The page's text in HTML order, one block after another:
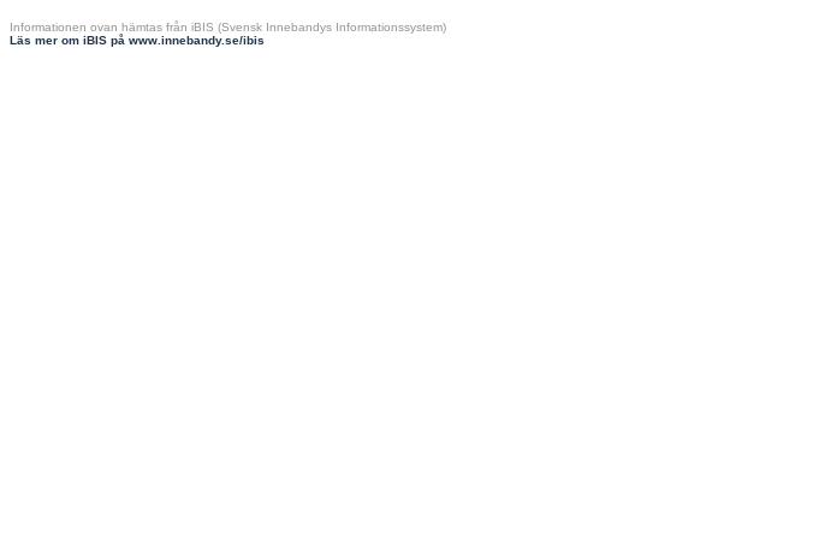
Informationen ovan hämtas från iBIS (Svensk Innebandys Informationssystem)
Läs mer om iBIS på www.innebandy.se/ibis